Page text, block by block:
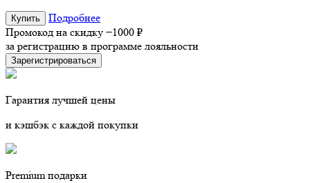
Купить
Подробнее
Промокод на скидку −1000 ₽
за регистрацию в программе лояльности
Зарегистрироваться
Гарантия лучшей цены
и кэшбэк с каждой покупки
Premium подарки